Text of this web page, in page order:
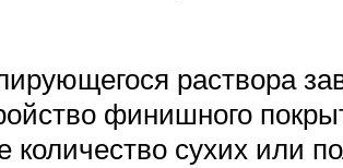
раствора
финишного
количество сухих или